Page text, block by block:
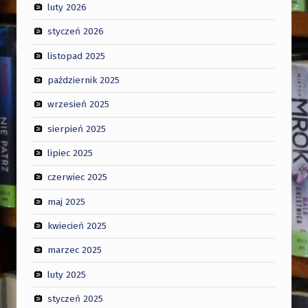
luty 2026
styczeń 2026
listopad 2025
październik 2025
wrzesień 2025
sierpień 2025
lipiec 2025
czerwiec 2025
maj 2025
kwiecień 2025
marzec 2025
luty 2025
styczeń 2025